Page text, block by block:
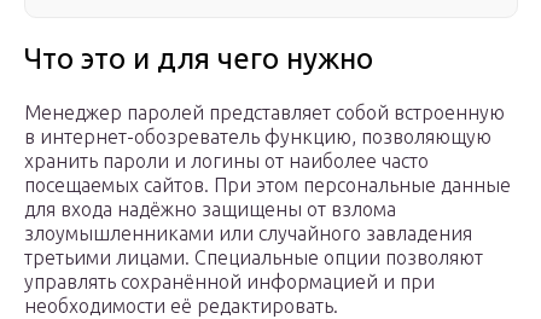
Что это и для чего нужно
Менеджер паролей представляет собой встроенную
в интернет-обозреватель функцию, позволяющую
хранить пароли и логины от наиболее часто
посещаемых сайтов. При этом персональные данные
для входа надёжно защищены от взлома
злоумышленниками или случайного завладения
третьими лицами. Специальные опции позволяют
управлять сохранённой информацией и при
необходимости её редактировать.